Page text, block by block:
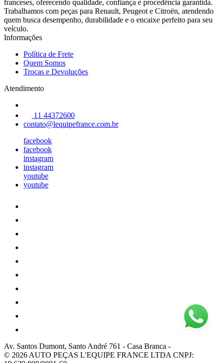
franceses, oferecendo qualidade, confiança e procedência garantida.
Trabalhamos com peças para Renault, Peugeot e Citroën, atendendo
quem busca desempenho, durabilidade e o encaixe perfeito para seu
veículo.
Informações
Política de Frete
Quem Somos
Trocas e Devoluções
Atendimento
11 44372600
contato@lequipefrance.com.br
facebook
facebook
instagram
instagram
youtube
youtube
Av. Santos Dumont, Santo André 761 - Casa Branca -
© 2026 AUTO PEÇAS L'EQUIPE FRANCE LTDA CNPJ: